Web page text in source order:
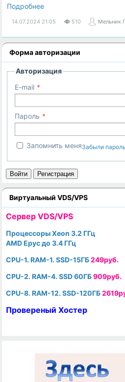
Подробнее
14.07.2024 21:05 510 Мельник
Форма авторизации
Авторизация
E-mail
Пароль
Запомнить меняЗабыли
Войти Регистрация
Виртуальный VDS/VPS
Cервер VDS/VPS
Процессоры Xeon 3.2 ГГц
AMD Epyc до 3.4 ГГц
CPU-1. RAM-1. SSD-15ГБ249руб.
CPU-2. RAM-4. SSD 60ГБ909руб.
CPU-8. RAM-12. SSD-120ГБ
Провереный Хостер